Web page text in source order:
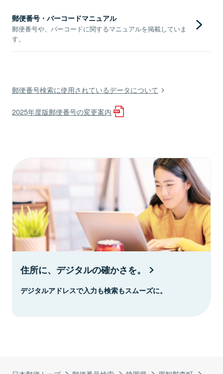
郵便番号・バーコードマニュアル
郵便番号や、バーコードに関するマニュアルを掲載していま
す。
郵便番号検索に使用されているデータについて
2025年度版郵便番号の変更案内
住所に、デジタルの確かさを。
デジタルアドレスで入力も検索もスムーズに。